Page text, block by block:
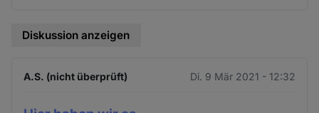
Diskussion anzeigen
A.S. (nicht überprüft) Di. 9 Mär 2021 - 12:32